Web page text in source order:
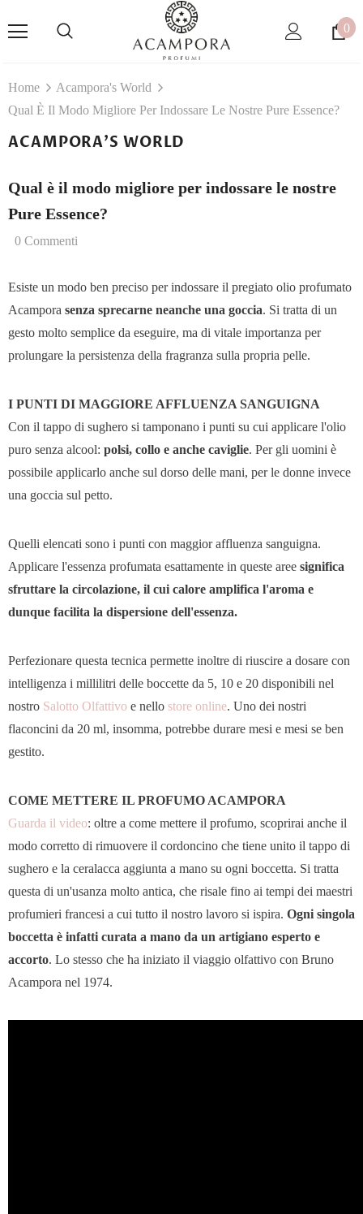
0
Home
Acampora's World
Qual È Il Modo Migliore Per Indossare Le Nostre Pure Essence?
ACAMPORA'S WORLD
Qual è il modo migliore per indossare le nostre
Pure Essence?
0 Commenti
Esiste un modo ben preciso per indossare il pregiato olio profumato
Acampora senza sprecarne neanche una goccia. Si tratta di un
gesto molto semplice da eseguire, ma di vitale importanza per
prolungare la persistenza della fragranza sulla propria pelle.
I PUNTI DI MAGGIORE AFFLUENZA SANGUIGNA
Con il tappo di sughero si tamponano i punti su cui applicare l'olio
puro senza alcool: polsi, collo e anche caviglie. Per gli uomini è
possibile applicarlo anche sul dorso delle mani, per le donne invece
una goccia sul petto.
Quelli elencati sono i punti con maggior affluenza sanguigna.
Applicare l'essenza profumata esattamente in queste aree significa
sfruttare la circolazione, il cui calore amplifica l'aroma e
dunque facilita la dispersione dell'essenza.
Perfezionare questa tecnica permette inoltre di riuscire a dosare con
intelligenza i millilitri delle boccette da 5, 10 e 20 disponibili nel
nostro Salotto Olfattivo e nello store online. Uno dei nostri
flaconcini da 20 ml, insomma, potrebbe durare mesi e mesi se ben
gestito.
COME METTERE IL PROFUMO ACAMPORA
Guarda il video: oltre a come mettere il profumo, scoprirai anche il
modo corretto di rimuovere il cordoncino che tiene unito il tappo di
sughero e la ceralacca aggiunta a mano su ogni boccetta. Si tratta
questa di un'usanza molto antica, che risale fino ai tempi dei maestri
profumieri francesi a cui tutto il nostro lavoro si ispira. Ogni singola
boccetta è infatti curata a mano da un artigiano esperto e
accorto. Lo stesso che ha iniziato il viaggio olfattivo con Bruno
Acampora nel 1974.